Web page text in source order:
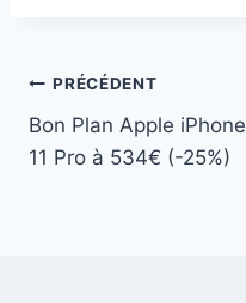
Navigation
de
PRÉCÉDENT
Bon Plan Apple iPhone
11 Pro à 534€ (-25%)